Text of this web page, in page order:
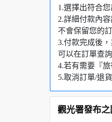
1.選擇出符合
2.詳細付款內
不會保留您的
3.付款完成後
可以在訂單查
4.若有需要『
5.取消訂單/退
觀光署發布